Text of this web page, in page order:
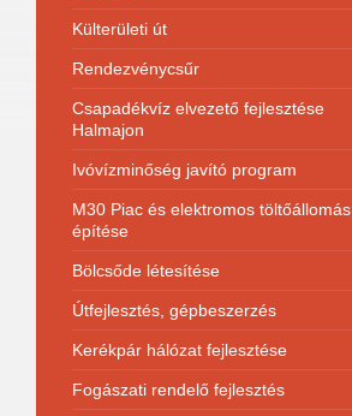
Külterületi út
Rendezvénycsűr
Csapadékvíz elvezető fejlesztése
Halmajon
Ivóvízminőség javító program
M30 Piac és elektromos töltőállomás
építése
Bölcsőde létesítése
Útfejlesztés, gépbeszerzés
Kerékpár hálózat fejlesztése
Fogászati rendelő fejlesztés